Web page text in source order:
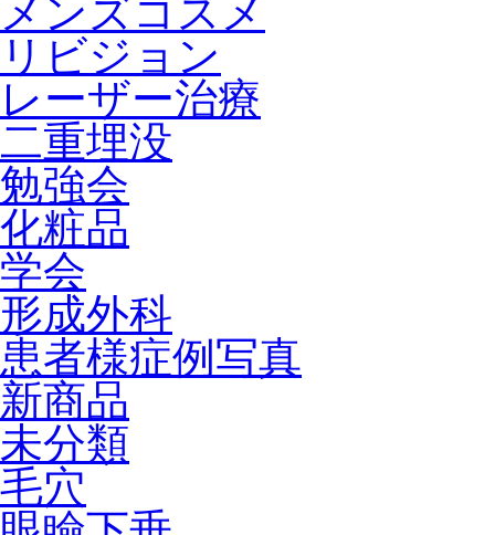
メンズコスメ
リビジョン
レーザー治療
二重埋没
勉強会
化粧品
学会
形成外科
患者様症例写真
新商品
未分類
毛穴